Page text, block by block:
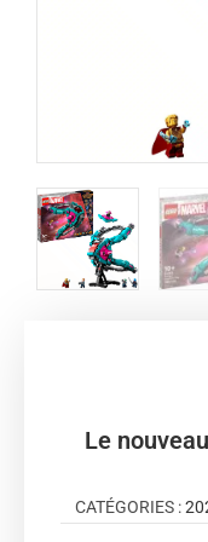
Le
CATÉGORIES :